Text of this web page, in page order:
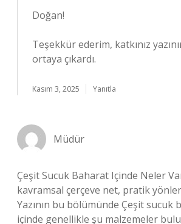
Doğan!
Teşekkür ederim, katkınız
ortaya çıkardı.
Kasım 3, 2025 Yanıtla
Müdür
Çeşit Sucuk Baharat Içinde Neler
kavramsal çerçeve net, pratik
Yazının bu bölümünde Çeşit sucuk
içinde genellikle şu malzemeler